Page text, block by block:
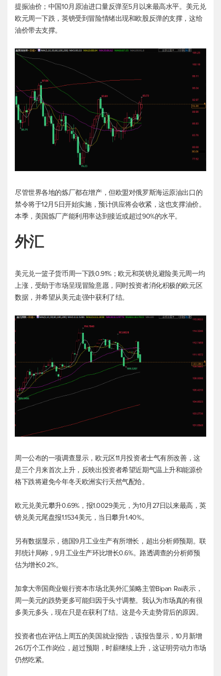
提振油价；中国10月原油进口量反弹至5月以来最高水平。美元兑
欧元周一下跌，英镑受到冒险情绪出现和欧股反弹的支撑，这给
油价带去支撑。
尽管世界各地的炼厂都在增产，但欧盟对俄罗斯海运原油出口的
禁令将于12月5日开始实施，预计供应将会收紧，这也支撑油价。
本季，美国炼厂产能利用率达到接近或超过90%的水平。
外汇
美元兑一篮子货币周一下跌0.91%；欧元和英镑兑避险美元周一均
上涨，受助于市场呈现冒险意愿，同时投资者消化积极的欧元区
数据，并希望从美元走强中获利了结。
周一公布的一项调查显示，欧元区11月投资者士气有所改善，这
是三个月来首次上升，反映出投资者希望近期气温上升和能源价
格下跌将避免今年冬天欧洲实行天然气配给。
欧元兑美元攀升0.69%，报1.0029美元，为10月27日以来最高，英
镑兑美元尾盘报1.1534美元，当日攀升1.40%。
另有数据显示，德国9月工业生产有所增长，超出分析师预期。联
邦统计局称，9月工业生产环比增长0.6%。路透调查的分析师预
估为增长0.2%。
加拿大帝国商业银行资本市场北美外汇策略主管Bipan Rai表示，
周一美元的跌势更多可能归因于头寸调整。我认为市场真的有很
多美元多头，现在只是在获利了结。这是今天走势背后的原因。
投资者也在评估上周五的美国就业报告，该报告显示，10月新增
26.1万个工作岗位，超过预期，时薪继续上升，这证明劳动力市场
仍然吃紧。